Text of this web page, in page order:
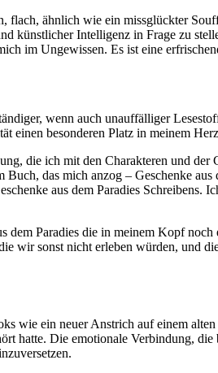
ähnlich wie ein missglückter
künstlicher Intelligenz in Frage zu
im Ungewissen. Es ist eine
wenn auch unauffälliger
einen besonderen Platz in meinem
die ich mit den Charakteren und
das mich anzog – Geschenke
aus dem Paradies
dem Paradies die in meinem Kopf
wir sonst nicht erleben würden, und
wie ein neuer Anstrich auf einem
hatte. Die emotionale Verbindung,